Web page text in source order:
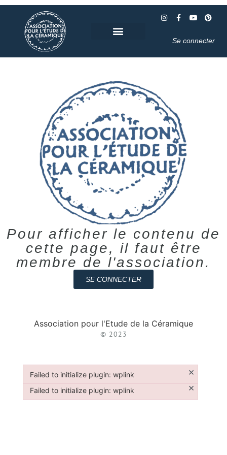
Se connecter
Pour afficher le contenu de
cette page, il faut être
membre de l'association.
SE CONNECTER
Association pour l'Etude de la Céramique
© 2023
Failed to initialize plugin: wplink ×
Failed to initialize plugin: wplink
Failed to initialize plugin: wplink ×